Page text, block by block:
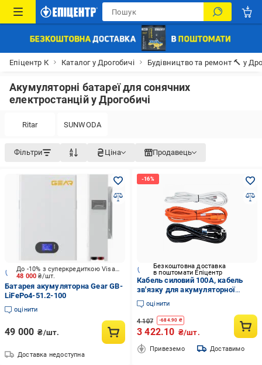
Епіцентр К Каталог у Дрогобичі Будівництво та ремонт 🔨 у
Акумуляторні батареї для сонячних
електростанцій у Дрогобичі
Ritar SUNWODA
Фільтри Ціна Продавець
48 000₴/шт.
До -10% з суперкредиткою Visa Вигода
Батарея акумуляторна Gear GB-
LiFePo4-51.2-100
оцінити
49 000 ₴/шт.
Доставка недоступна
Безкоштовна доставка
в поштомати Епіцентр
Кабель силовий 100А, кабель
зв'язку для акумуляторної
батареї Atrix-5 (1365484-1C)
оцінити
4 107 -684.90 ₴
3 422.10 ₴/шт.
Привеземо Доставимо